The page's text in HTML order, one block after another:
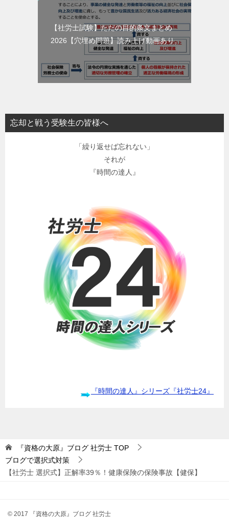
【社労士試験】ただの目的条文まとめ
2026【穴埋め問題】読み上げ動画あり。
忘却と戦う受験生の皆様へ
「繰り返せば忘れない」
それが
『時間の達人』
『時間の達人』シリーズ『社労士24』
『資格の大原』ブログ 社労士 TOP
ブログで選択式対策
【社労士 選択式】正解率39％！健康保険の保険事故【健保】
© 2017 『資格の大原』ブログ 社労士